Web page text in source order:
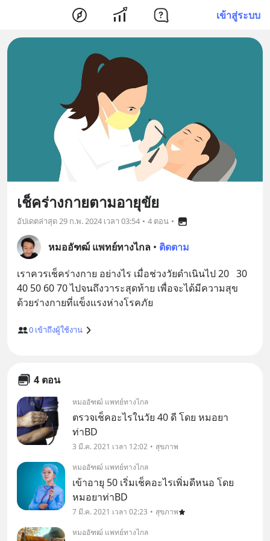
เข้าสู่ระบบ
เช็คร่างกายตามอายุขัย
อัปเดตล่าสุด29 ก.พ. 2024 เวลา 03:54 • 4 ตอน •
หมออัฑฒ์ แพทย์ทางไกล • ติดตาม
เราควรเช็คร่างกาย อย่างไร เมื่อช่วงวัยดำเนินไป 20   30
40 50 60 70 ไปจนถึงวาระสุดท้าย เพื่อจะได้มีความสุข
0 เข้าถึงผู้ใช้งาน
4 ตอน
หมออัฑฒ์ แพทย์ทางไกล
ตรวจเช็คอะไรในวัย 40 ดี โดย หมอยา
ท่าBD
3 มี.ค. 2021 เวลา 12:02
สุขภาพ
หมออัฑฒ์ แพทย์ทางไกล
เข้าอายุ 50 เริ่มเช็คอะไรเพิ่มดีหนอ โดย
หมอยาท่าBD
7 มี.ค. 2021 เวลา 02:23
สุขภาพ
หมออัฑฒ์ แพทย์ทางไกล